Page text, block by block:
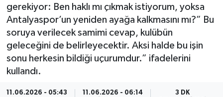
gerekiyor: Ben haklı mı çıkmak istiyorum, yoksa
Antalyaspor’un yeniden ayağa kalkmasını mı?” Bu
soruya verilecek samimi cevap, kulübün
geleceğini de belirleyecektir. Aksi halde bu işin
sonu herkesin bildiği uçurumdur.” ifadelerini
kullandı.
11.06.2026 - 05:43 11.06.2026 - 06:14 3 DK
Dünya
Eğitim
Sağlık
Magazin